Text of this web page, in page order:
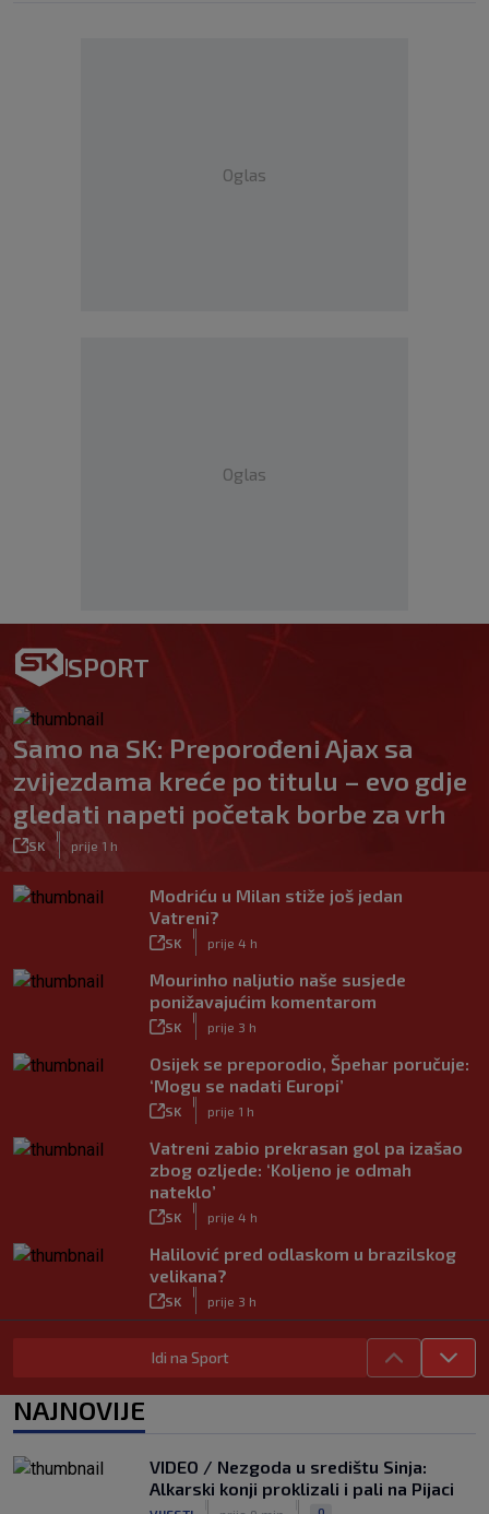
Oglas
Oglas
SPORT
Samo na SK: Preporođeni Ajax sa
zvijezdama kreće po titulu – evo gdje
gledati napeti početak borbe za vrh
SK prije 1 h
Modriću u Milan stiže još jedan
Vatreni?
SK prije 4 h
Mourinho naljutio naše susjede
ponižavajućim komentarom
SK prije 3 h
Osijek se preporodio, Špehar poručuje:
‘Mogu se nadati Europi’
SK prije 1 h
Vatreni zabio prekrasan gol pa izašao
zbog ozljede: ‘Koljeno je odmah
nateklo’
SK prije 4 h
Halilović pred odlaskom u brazilskog
velikana?
SK prije 3 h
Carević nakon drugog poraza: ‘Ne
mogu biti ljutit, ovo nam mora biti
|
zadovoljni, tražimo stopera
SK prije 4 h
Idi na Sport
NAJNOVIJE
VIDEO / Nezgoda u središtu Sinja:
Alkarski konji proklizali i pali na Pijaci
0